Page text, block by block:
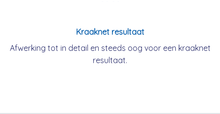
Kraaknet resultaat
Afwerking tot in detail en steeds oog voor een kraaknet
resultaat.